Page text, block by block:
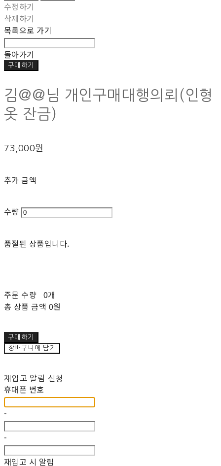
수정하기
삭제하기
목록으로 가기
돌아가기
구매하기
김@@님 개인구매대행의뢰(인형
옷 잔금)
73,000원
추가 금액
수량
품절된 상품입니다.
주문 수량 0개
총 상품 금액 0원
구매하기
장바구니에 담기
재입고 알림 신청
휴대폰 번호
-
-
재입고 시 알림